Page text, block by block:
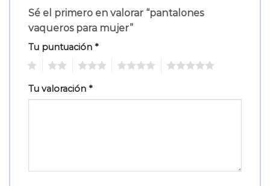
Sé el primero en valorar “pantalones
vaqueros para mujer”
Tu puntuación *
Tu valoración *